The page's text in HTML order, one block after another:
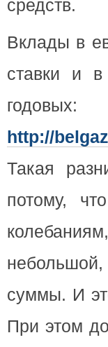
средств.
Вклады в
ставки и
годовых:
http://
Такая
потому,
суммы. И
При этом